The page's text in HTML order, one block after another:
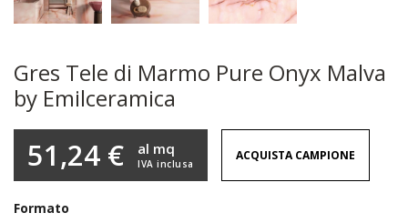
Gres Tele di Marmo Pure Onyx Malva
by Emilceramica
51,24 € IVA inclusa
al mq ACQUISTA CAMPIONE
Formato